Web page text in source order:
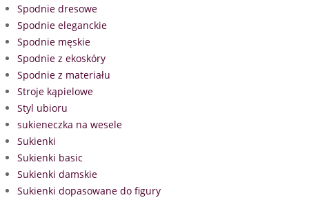
Spodnie dresowe
Spodnie eleganckie
Spodnie męskie
Spodnie z ekoskóry
Spodnie z materiału
Stroje kąpielowe
Styl ubioru
sukieneczka na wesele
Sukienki
Sukienki basic
Sukienki damskie
Sukienki dopasowane do figury